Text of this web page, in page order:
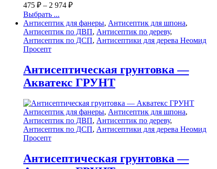
475 ₽ – 2 974 ₽
Выбрать ...
Антисептик для фанеры, Антисептик для шпона,
Антисептик по ДВП, Антисептик по дереву,
Антисептик по ДСП, Антисептики для дерева Неомид
Просепт
Антисептическая грунтовка —
Акватекс ГРУНТ
Антисептик для фанеры, Антисептик для шпона,
Антисептик по ДВП, Антисептик по дереву,
Антисептик по ДСП, Антисептики для дерева Неомид
Просепт
Антисептическая грунтовка —